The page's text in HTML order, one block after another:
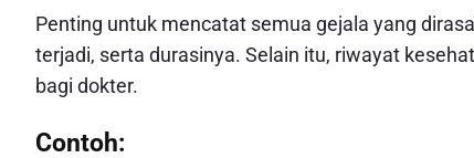
Penting untuk mencatat semua gejala yang
terjadi, serta durasinya. Selain itu, riwayat
bagi dokter.
Contoh: